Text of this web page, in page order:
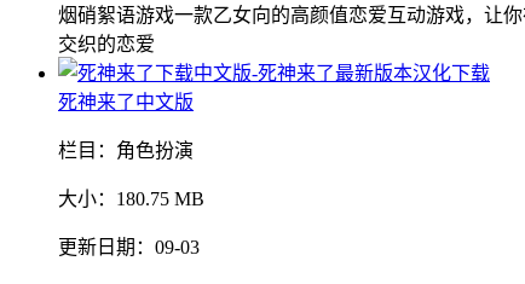
烟硝絮语游戏一款乙女向的高颜值恋爱互动游戏，让
交织的恋爱
死神来了中文版
栏目： 角色扮演
大小： 180.75 MB
更新日期： 09-03